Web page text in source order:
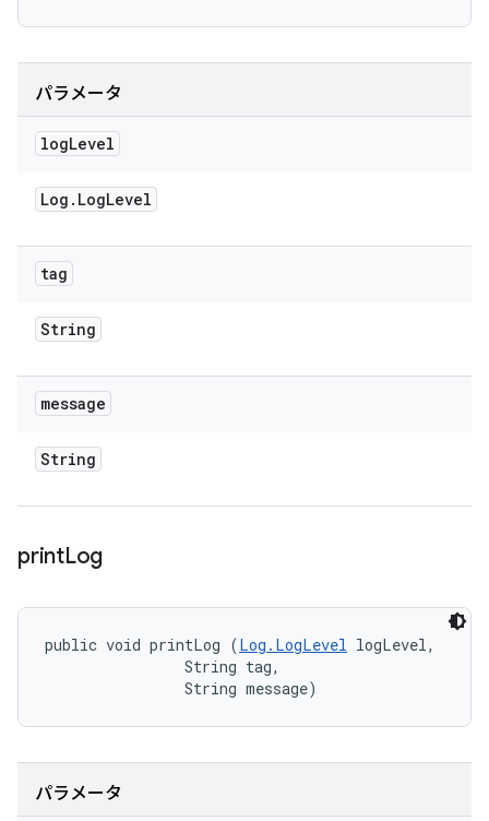
パラメータ
logLevel
Log . LogLevel
tag
String
message
String
printLog
public void printLog (Log.LogLevel logLevel,
                String tag,
                String message)
パラメータ